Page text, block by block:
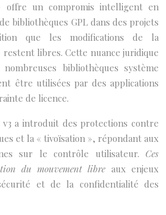
offre un compromis intelligent en
bibliothèques GPL dans des projets
que les modifications de la
libres. Cette nuance juridique
bibliothèques système
être utilisées par des applications
de licence.
v3 a introduit des protections contre
et la « tivoïsation », répondant aux
sur le contrôle utilisateur. Ces
du mouvement libre aux enjeux
et de la confidentialité des